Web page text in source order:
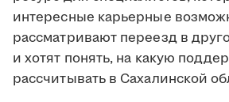
интересные карьерные
рассматривают переезд в
и хотят понять, на какую
рассчитывать в Сахалинской